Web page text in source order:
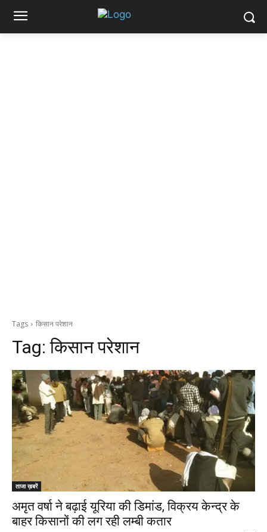
Tags किसान परेशान
Tag:किसान परेशान
ताजा ख़बरें
अमृत वर्षा ने बढ़ाई यूरिया की डिमांड, विक्रय केन्द्र के
बाहर किसानों की लग रही लम्बी कतार